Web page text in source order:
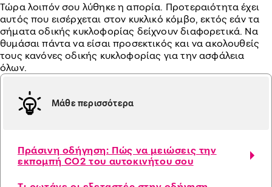
Τώρα λοιπόν σου λύθηκε η απορία. Προτεραιότητα έχει
αυτός που εισέρχεται στον κυκλικό κόμβο, εκτός εάν τα
σήματα οδικής κυκλοφορίας δείχνουν διαφορετικά. Να
θυμάσαι πάντα να είσαι προσεκτικός και να ακολουθείς
τους κανόνες οδικής κυκλοφορίας για την ασφάλεια
όλων.
Μάθε περισσότερα
Πράσινη οδήγηση: Πώς να μειώσεις την
εκπομπή CO2 του αυτοκινήτου σου